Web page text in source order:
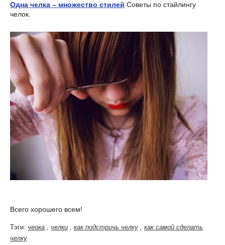
Одна челка – множество стилей Советы по стайлингу
челок.
Всего хорошего всем!
Тэги: чеока челки как подстричь челку
как самой сделать
челку